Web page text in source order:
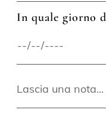
In quale giorno